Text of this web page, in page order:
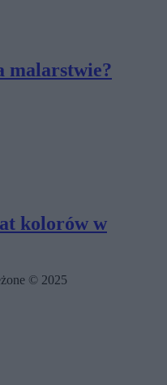
malarstwie?
kolorów w
© 2025